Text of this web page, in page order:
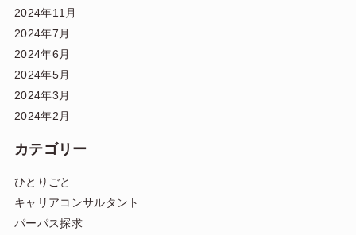
2024年11月
2024年7月
2024年6月
2024年5月
2024年3月
2024年2月
カテゴリー
ひとりごと
キャリアコンサルタント
パーパス探求